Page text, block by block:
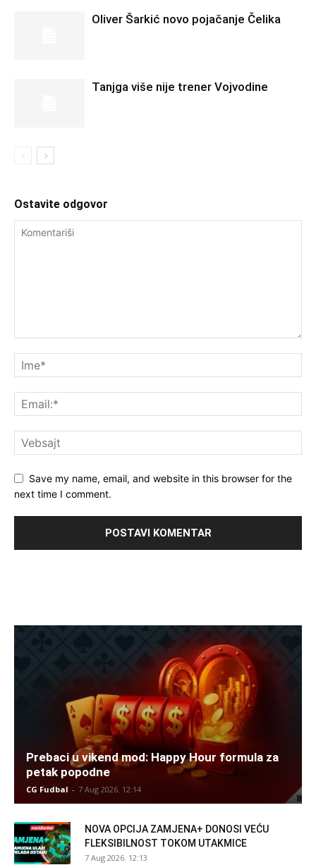
Oliver Šarkić novo pojačanje Čelika
Tanjga više nije trener Vojvodine
Ostavite odgovor
Save my name, email, and website in this browser for the
next time I comment.
Prebaci u vikend mod: Happy Hour formula za
petak popodne
CG Fudbal - 7 Aug 2026. 12:14
NOVA OPCIJA ZAMJENA+ DONOSI VEĆU
FLEKSIBILNOST TOKOM UTAKMICE
7 Aug 2026. 12:13